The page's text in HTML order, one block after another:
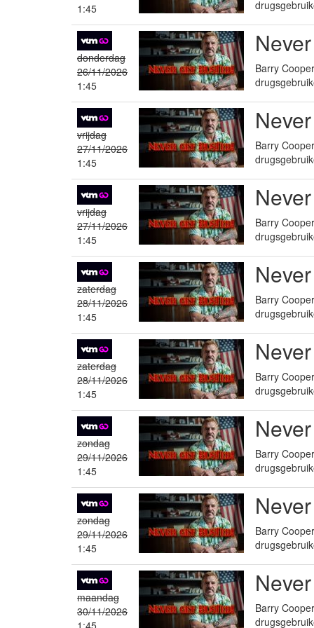
1:45
donderdag
26/11/2026
1:45
Barry
vrijdag
27/11/2026
1:45
Barry
vrijdag
27/11/2026
1:45
Barry
zaterdag
28/11/2026
1:45
Barry
zaterdag
28/11/2026
1:45
Barry
zondag
29/11/2026
1:45
Barry
zondag
29/11/2026
1:45
Barry
maandag
30/11/2026
1:45
Barry